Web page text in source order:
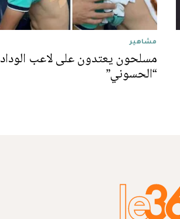
مشاهير
مسلحون يعتدون على لاعب الوداد
“الحسوني”